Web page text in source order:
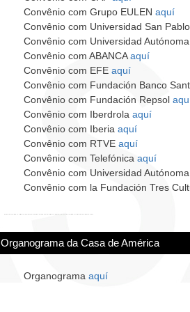
Convênio com Grupo EULEN aquí
Convênio com Universidad San
Convênio com Universidad
Convênio com ABANCAaquí
Convênio com EFE aquí
Convênio com Fundación Banco
Convênio com Fundación Repsol
Convênio com Iberdrola aquí
Convênio com Iberia aquí
Convênio com RTVE aquí
Convênio com Telefónica aquí
Convênio com Universidad
Convênio com la Fundación Tres
Organograma da Casa de América
Organograma aquí